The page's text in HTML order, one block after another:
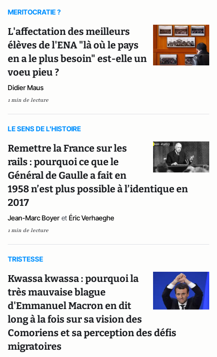
MERITOCRATIE ?
L'affectation des meilleurs
élèves de l'ENA "là où le pays
en a le plus besoin" est-elle un
voeu pieu ?
Didier Maus
1 min de lecture
LE SENS DE L'HISTOIRE
Remettre la France sur les
rails : pourquoi ce que le
Général de Gaulle a fait en
1958 n’est plus possible à l’identique en
2017
Jean-Marc Boyer et Éric Verhaeghe
1 min de lecture
TRISTESSE
Kwassa kwassa : pourquoi la
très mauvaise blague
d'Emmanuel Macron en dit
long à la fois sur sa vision des
Comoriens et sa perception des défis
migratoires